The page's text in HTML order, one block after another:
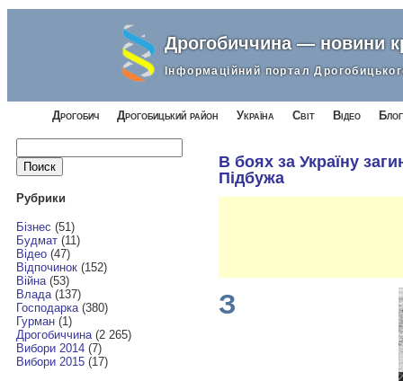
Дрогобиччина — новини
Інформаційний портал
Дрогобич Дрогобицький район Україна Світ Відео
Найти:
Рубрики
Бізнес (51)
Будмат(11)
Відео(47)
Відпочинок(152)
Війна(53)
Влада(137)
Господарка(380)
Гурман(1)
Дрогобиччина(2 265)
Вибори 2014(7)
Вибори 2015(17)
В боях за Україну
Підбужа
З